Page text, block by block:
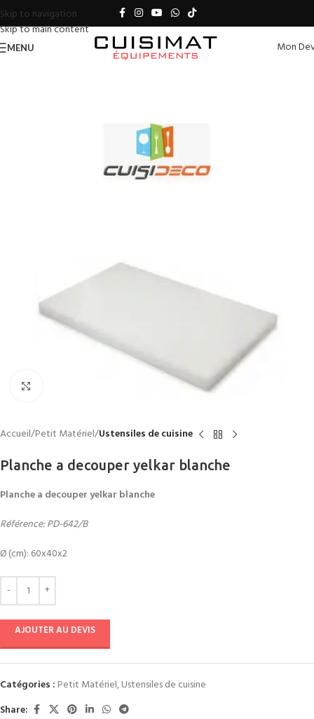
Skip to navigation
Skip to main content
MENU Mon
Accueil Petit Matériel Ustensiles de cuisine
Planche a decouper yelkar blanche
Planche a decouper yelkar blanche
Référence: PD-642/B
Ø (cm): 60x40x2
AJOUTER AU DEVIS
Catégories : Petit Matériel,Ustensiles de cuisine
Share: